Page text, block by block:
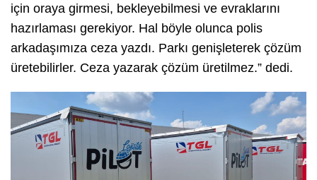
için oraya girmesi, bekleyebilmesi ve evraklarını
hazırlaması gerekiyor. Hal böyle olunca polis
arkadaşımıza ceza yazdı. Parkı genişleterek çözüm
üretebilirler. Ceza yazarak çözüm üretilmez.” dedi.